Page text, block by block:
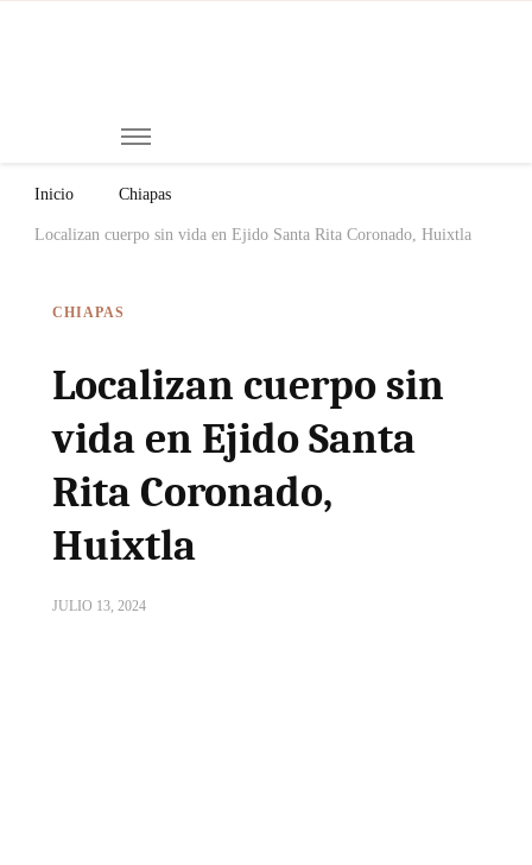
Inicio Chiapas
Localizan cuerpo sin vida en Ejido Santa Rita Coronado, Huixtla
CHIAPAS
Localizan cuerpo sin
vida en Ejido Santa
Rita Coronado,
Huixtla
JULIO 13, 2024